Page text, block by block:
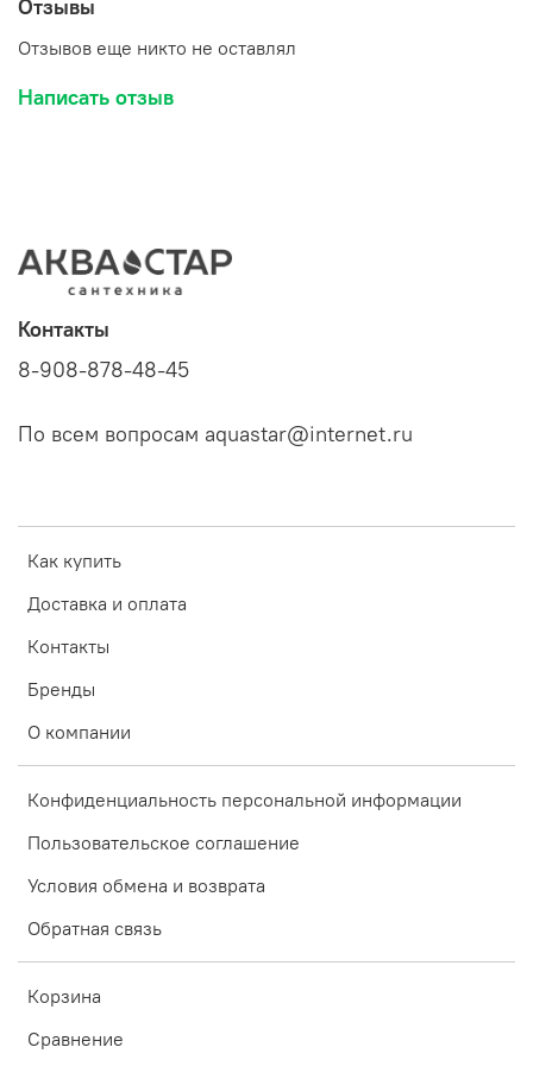
Отзывы
Отзывов еще никто не оставлял
Написать отзыв
Как купить
Доставка и оплата
Контакты
Бренды
О компании
Конфиденциальность персональной информации
Пользовательское соглашение
Условия обмена и возврата
Обратная связь
Корзина
Сравнение
Контакты
8-908-878-48-45
По всем вопросам aquastar@internet.ru